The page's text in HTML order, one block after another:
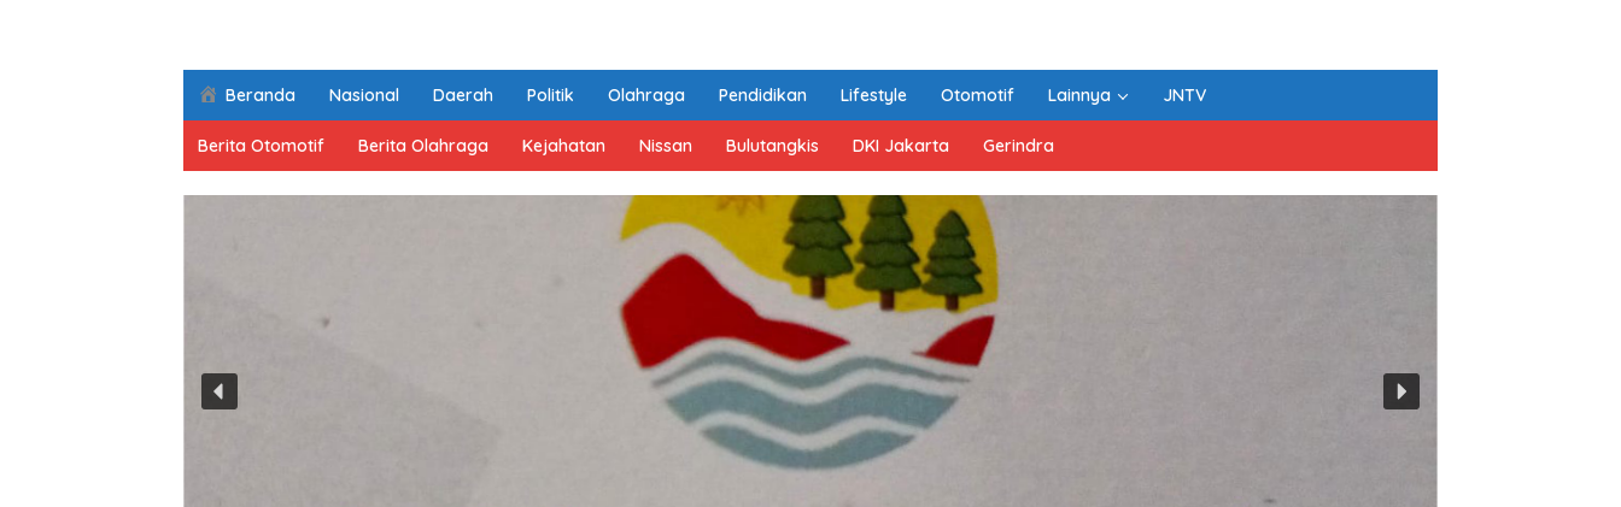
Beranda Nasional Daerah Politik Olahraga Pendidikan Lifestyle Otomotif Lainnya JNTV
Berita Otomotif Berita Olahraga Kejahatan Nissan Bulutangkis DKI Jakarta Gerindra